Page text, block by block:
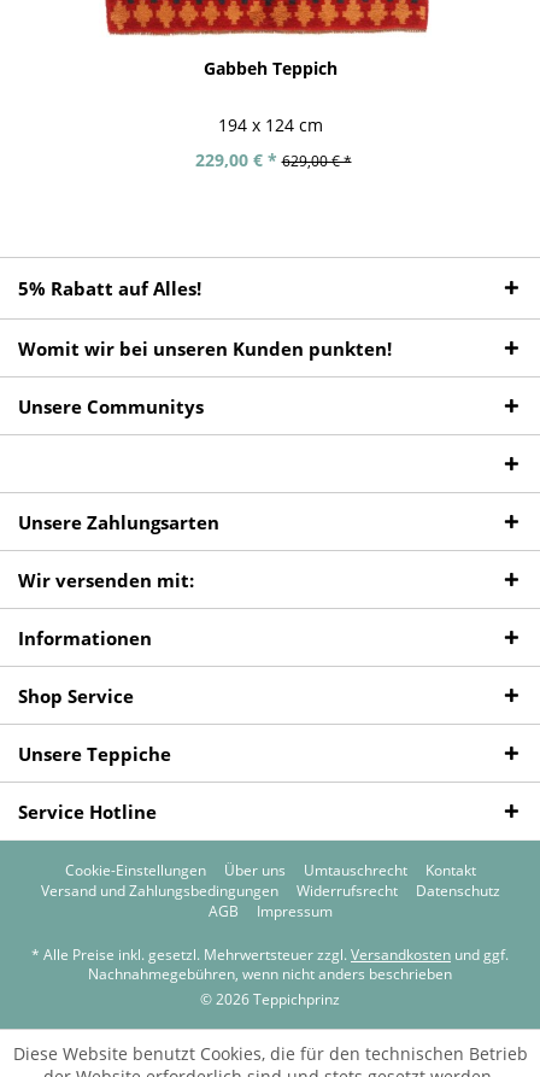
Gabbeh Teppich
194 x 124 cm
229,00 € * 629,00 € *
5% Rabatt auf Alles!
Womit wir bei unseren Kunden punkten!
Unsere Communitys
Unsere Zahlungsarten
Wir versenden mit:
Informationen
Shop Service
Unsere Teppiche
Service Hotline
Cookie-Einstellungen Über uns Umtauschrecht
Kontakt
Versand und Zahlungsbedingungen
Widerrufsrecht
Datenschutz
AGB
Impressum
* Alle Preise inkl. gesetzl. Mehrwertsteuer zzgl. Versandkosten und ggf.
Nachnahmegebühren, wenn nicht anders beschrieben
© 2026 Teppichprinz
Diese Website benutzt Cookies, die für den technischen Betrieb